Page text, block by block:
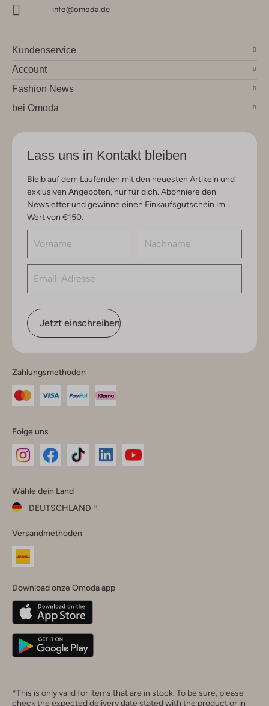
info@omoda.de
Kundenservice
Account
Fashion News
bei Omoda
Lass uns in Kontakt bleiben
Bleib auf dem Laufenden mit den neuesten Artikeln und
exklusiven Angeboten, nur für dich. Abonniere den
Newsletter und gewinne einen Einkaufsgutschein im
Wert von €150.
Jetzt einschreiben
Zahlungsmethoden
Folge uns
Instagram
Facebook
TikTok
Wähle dein Land
DEUTSCHLAND
dein
Land
Belgique(Français)
Deutschland
Versandmethoden
Download onze Omoda app
*This is only valid for items that are in stock. To be sure, please
check the expected delivery date stated with the product or in